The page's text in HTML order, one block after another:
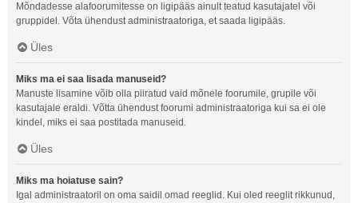
Mõndadesse alafoorumitesse on ligipääs ainult teatud kasutajatel või
gruppidel. Võta ühendust administraatoriga, et saada ligipääs.
Üles
Miks ma ei saa lisada manuseid?
Manuste lisamine võib olla piiratud vaid mõnele foorumile, grupile või
kasutajale eraldi. Võtta ühendust foorumi administraatoriga kui sa ei ole
kindel, miks ei saa postitada manuseid.
Üles
Miks ma hoiatuse sain?
Igal administraatoril on oma saidil omad reeglid. Kui oled reeglit rikkunud,